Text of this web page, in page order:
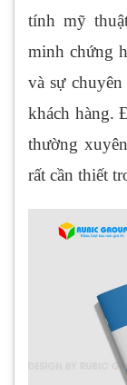
tính mỹ
minh chứng
và sự
khách hàng.
thường
rất cần thiết